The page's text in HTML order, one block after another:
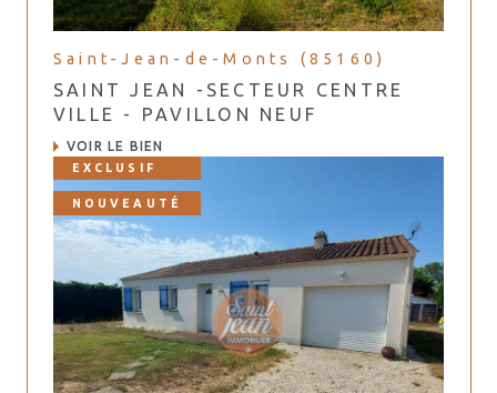
Saint-Jean-de-Monts (85160)
SAINT JEAN -SECTEUR CENTRE
VILLE - PAVILLON NEUF
VOIR LE BIEN
EXCLUSIF
NOUVEAUTÉ